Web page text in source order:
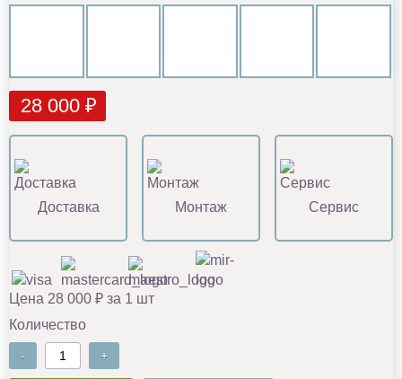
28 000 ₽
Доставка Монтаж Сервис
Цена 28 000 ₽ за 1 шт
Количество
- +